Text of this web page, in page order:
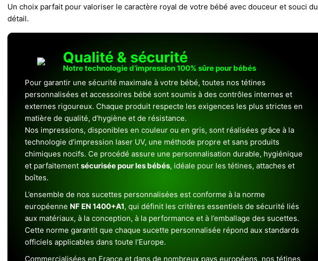
Un choix parfait pour valoriser le caractère royal de votre bébé avec douceur et souci du
détail.
Qualité & sécurité
Notre technologie d’impression 100% sûre pour bébés
Pour garantir une sécurité maximale à votre bébé, toutes nos tétines
personnalisées et accessoires bébé sont soumis à des contrôles internes et
externes rigoureux. Chaque produit respecte les exigences les plus strictes en
matière de qualité, d’hygiène et de résistance.
Nos impressions, disponibles en couleur ou en gris, sont réalisées grâce à la
technologie d’impression laser UV, une méthode propre et sans produits
chimiques nocifs. Ce procédé assure une personnalisation durable, hygiénique
et parfaitement sécurisée pour les bébés, idéale pour les tétines, attaches et
boîtes.
L’ensemble de nos sucettes personnalisées est conforme à la norme
européenne NF EN 1400+A1, qui définit les critères essentiels de sécurité liés
aux matériaux, à la conception, à la performance et à l’emballage des sucettes.
Cette norme garantit que chaque sucette personnalisée répond aux standards
officiels applicables dans toute l’Europe.
Commercialisées en France et dans de nombreux pays européens, nos tétines